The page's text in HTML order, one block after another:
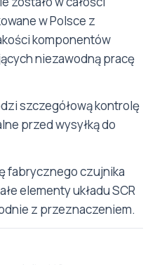
w Polsce z
komponentów
niezawodną pracę
szczegółową kontrolę
przed wysyłką do
fabrycznego czujnika
elementy układu SCR
z przeznaczeniem.